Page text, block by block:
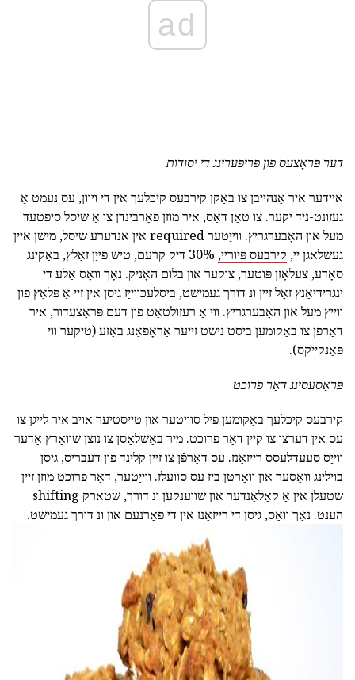
ad
דער פּראָצעס פון פּריפּערינג די יסודות
איידער איר אָנהייבן צו באַקן קירבעס קיכלעך אין די ויוון, עס נעמט אַ
געזונט-ניד יקער. צו טאָן דאָס, איר מוזן פאַרבינדן צו אַ שיסל סיפטעד
מעל און האָבערגריץ. ווייַטער required אין אנדערע שיסל, מישן איין
געשלאגן יי, קירבעס פּיוריי,
30% דיק קרעם, טיש פייַן זאַלץ, באַקינג
סאָדע, צעלאָזן פּוטער, צוקער און בלום האָניק. נאָך וואָס אַלע די
ינגרידיאַנץ זאָל זיין ונ דורך געמישט, ביסלעכווייַז גיסן אין זיי אַ פּלאַץ פון
ווייץ מעל און האָבערגריץ. ווי אַ רעזולטאַט פון דעם פּראָצעדור, איר
דאַרפֿן צו באַקומען ביסט נישט זייער אַראָפאַנג באַזע (טיקער ווי
פּאַנקייקס).
פּראַסעסינג דאַר פרוכט
קירבעס קיכלעך באַקומען פיל סוויטער און טייסטיער אויב איר לייגן צו
עס אין דערצו צו קיין דאַר פרוכט. מיר באַשלאָסן צו נוצן שוואַרץ אָדער
ווייַס סעעדלעסס רייזאַנז. עס דאַרפֿן צו זיין קלינד פון דעבריס, גיסן
בוילינג וואַסער און וואַרטן ביז עס סוועלז. ווייַטער, דאַר פרוכט מוזן זיין
שטעלן אין אַ קאַלאַנדער און שווענקען ונ דורך, שטארק shifting
הענט. נאָך וואָס, גיסן די רייזאַנז אין די פאַרנעם און ונ דורך געמישט.